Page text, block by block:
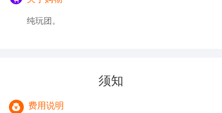
纯玩团。
须知
费用说明